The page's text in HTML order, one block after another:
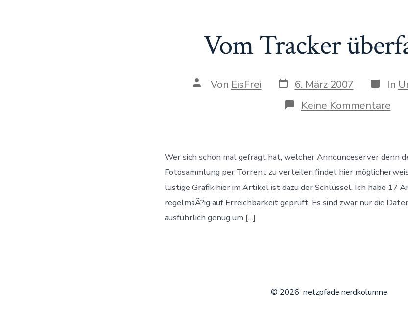
Vom Tracker
AutorVon EisFrei Datum
des
Beitrags
6. März 2007 In
Keine Kommentarezu
Vom
Wer sich schon mal gefragt hat, welcher Announceserver denn
Fotosammlung per Torrent zu verteilen findet hier
lustige Grafik hier im Artikel ist dazu der Schlüssel. Ich habe 17
regelmäÃ?ig auf Erreichbarkeit geprüft. Es sind zwar nur die
ausführlich genug um […]
© 2026 netzpfade nerdkolumne